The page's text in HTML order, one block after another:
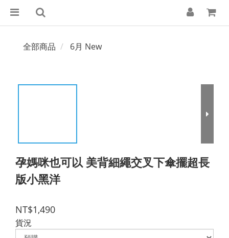
全部商品 6月 New
孕媽咪也可以 美背細繩交叉下傘擺超長
版小黑洋
NT$1,490
貨況